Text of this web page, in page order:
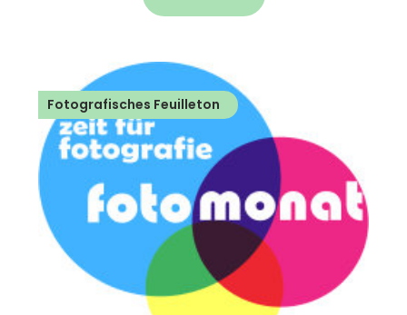
Fotografisches Feuilleton